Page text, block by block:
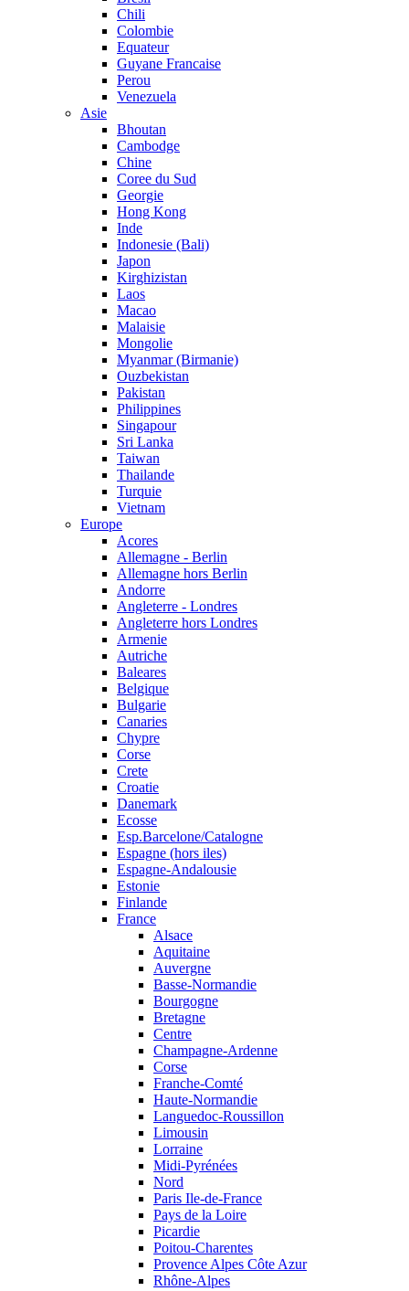
Chili
Colombie
Equateur
Guyane Francaise
Perou
Venezuela
Asie
Bhoutan
Cambodge
Chine
Coree du Sud
Georgie
Hong Kong
Inde
Indonesie (Bali)
Japon
Kirghizistan
Laos
Macao
Malaisie
Mongolie
Myanmar (Birmanie)
Ouzbekistan
Pakistan
Philippines
Singapour
Sri Lanka
Taiwan
Thailande
Turquie
Vietnam
Europe
Acores
Allemagne - Berlin
Allemagne hors Berlin
Andorre
Angleterre - Londres
Angleterre hors Londres
Armenie
Autriche
Baleares
Belgique
Bulgarie
Canaries
Chypre
Corse
Crete
Croatie
Danemark
Ecosse
Esp.Barcelone/Catalogne
Espagne (hors iles)
Espagne-Andalousie
Estonie
Finlande
France
Alsace
Aquitaine
Auvergne
Basse-Normandie
Bourgogne
Bretagne
Centre
Champagne-Ardenne
Corse
Franche-Comté
Haute-Normandie
Languedoc-Roussillon
Limousin
Lorraine
Midi-Pyrénées
Nord
Paris Ile-de-France
Pays de la Loire
Picardie
Poitou-Charentes
Provence Alpes Côte Azur
Rhône-Alpes